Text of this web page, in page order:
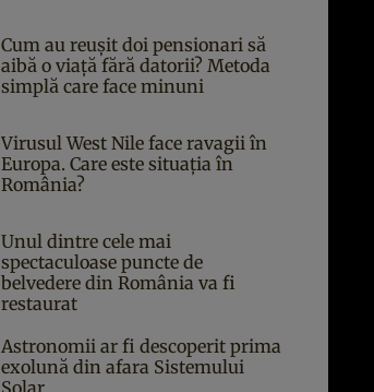
Cum au reușit doi pensionari să
aibă o viață fără datorii? Metoda
simplă care face minuni
Virusul West Nile face ravagii în
Europa. Care este situația în
România?
Unul dintre cele mai
spectaculoase puncte de
belvedere din România va fi
restaurat
Astronomii ar fi descoperit prima
exolună din afara Sistemului
Solar